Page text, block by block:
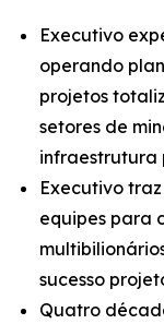
Executivo
operando
projetos
setores de
infraestrutura
Executivo
equipes para
sucesso
Quatro